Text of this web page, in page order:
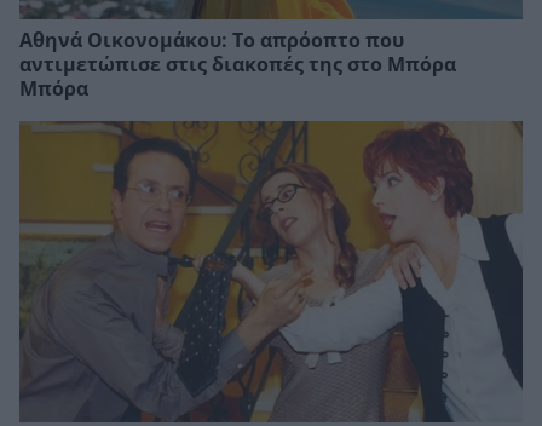
Αθηνά Οικονομάκου: Το απρόοπτο που
αντιμετώπισε στις διακοπές της στο Μπόρα
Μπόρα